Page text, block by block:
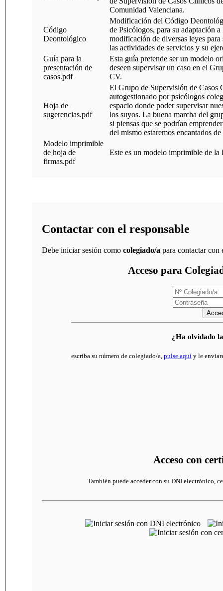
Comunidad Valenciana.
Código
Deontológico
Modificación del Código
de Psicólogos, para su adaptación a la Ley 25/2009, de 22 de diciembre, de
modificación de diversas leyes
las actividades de servicios y su
Guía para la
presentación de
casos.pdf
Esta guía pretende ser un modelo
deseen supervisar un caso en el
CV.
Hoja de
sugerencias.pdf
El Grupo de Supervisión de Casos
autogestionado por psicólogos
espacio donde poder supervisar
los suyos. La buena marcha del
si piensas que se podrían
del mismo estaremos encantados
Modelo imprimible
de hoja de
firmas.pdf
Este es un modelo imprimible de la
Contactar con el responsable
Debe iniciar sesión como colegiado/a para contactar con
Acceso para
¿Ha olvidado
escriba su número de colegiado/a, pulse aquíy le
Acceso con
También puede acceder con su DNI electrónico,